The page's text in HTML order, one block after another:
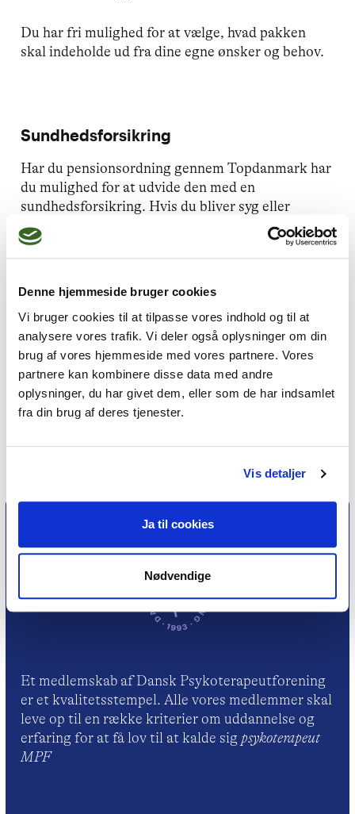
Denne hjemmeside bruger cookies
Vi bruger cookies til at tilpasse vores indhold og til at
analysere vores trafik. Vi deler også oplysninger om din
brug af vores hjemmeside med vores partnere. Vores
partnere kan kombinere disse data med andre
oplysninger, du har givet dem, eller som de har indsamlet
fra din brug af deres tjenester.
Vis detaljer
Ja til cookies
Nødvendige
Du har fri mulighed for at vælge, hvad pakken
skal indeholde ud fra dine egne ønsker og behov.
Sundhedsforsikring
Har du pensionsordning gennem Topdanmark har
du mulighed for at udvide den med en
sundhedsforsikring. Hvis du bliver syg eller
kommer til skade, er det vigtigt at få hjælp, så du
hurtigt kan komme tilbage og passe din
virksomhed.
Kontakt Topdanmark for mere info
Michael Brøgger
Erhvervsassurandør
Topdanmark
Et medlemskab af Dansk Psykoterapeutforening
er et kvalitetsstempel. Alle vores medlemmer skal
leve op til en række kriterier om uddannelse og
erfaring for at få lov til at kalde sig psykoterapeut
MPF